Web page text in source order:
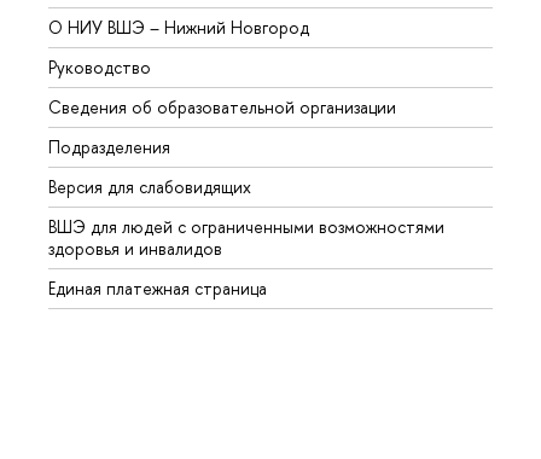
О НИУ ВШЭ – Нижний Новгород
Руководство
Сведения об образовательной организации
Подразделения
Версия для слабовидящих
ВШЭ для людей с ограниченными возможностями
здоровья и инвалидов
Единая платежная страница